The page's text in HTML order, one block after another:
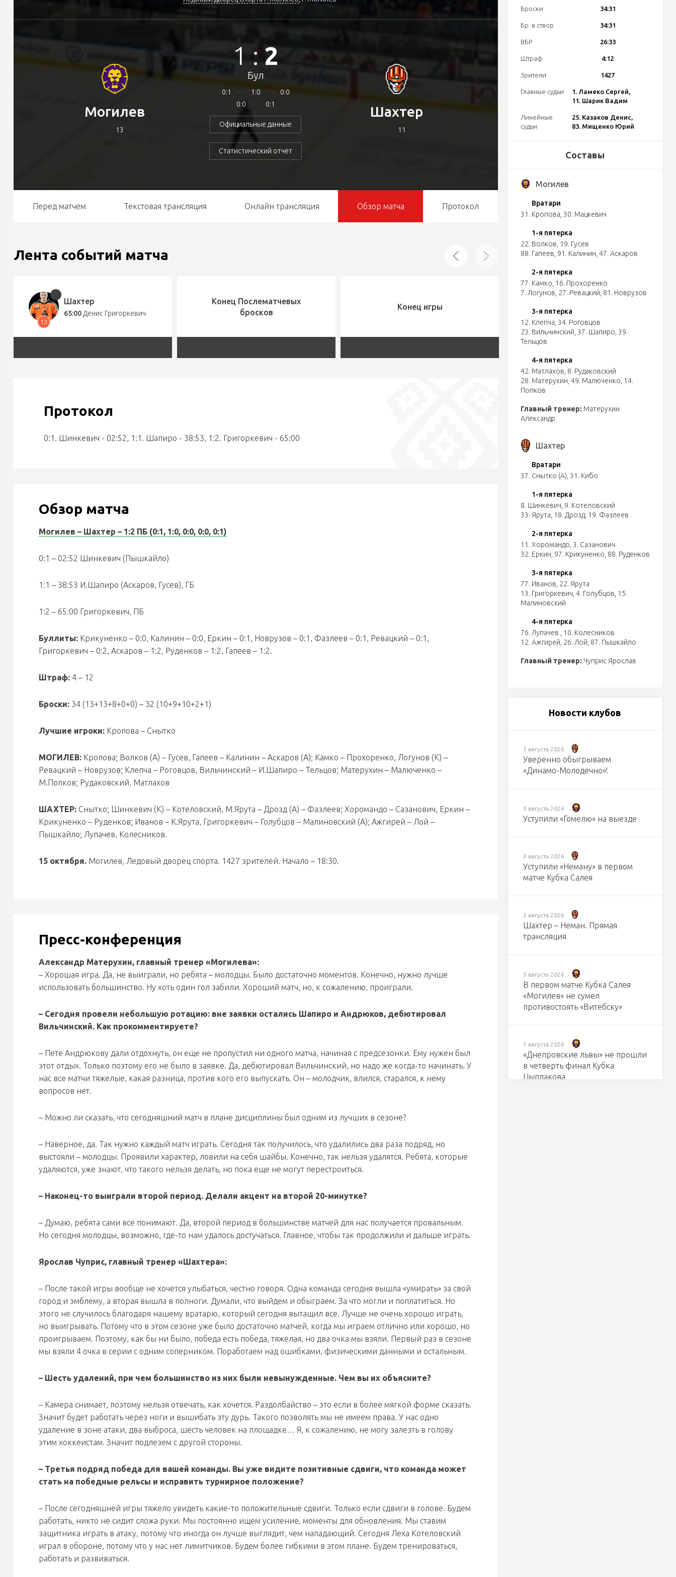
Могилев
13
1 : 2
Бул
0:1 1:0
0:0
0:0
0:1
Официальные данные
Статистический отчет
Шахтер
11
Перед матчем Текстовая трансляция Онлайн трансляция Обзор матча Протокол
Лента событий матча
13
Шахтер
65:00 Денис Григоркевич
Конец Послематчевых
бросков
Конец игры
Протокол
0:1. Шинкевич - 02:52, 1:1. Шапиро - 38:53, 1:2. Григоркевич - 65:00
Обзор матча
Могилев – Шахтер – 1:2 ПБ (0:1, 1:0, 0:0, 0:0, 0:1)
0:1 – 02:52 Шинкевич (Пышкайло)
1:1 – 38:53 И.Шапиро (Аскаров, Гусев), ГБ
1:2 – 65:00 Григоркевич, ПБ
Буллиты: Крикуненко – 0:0, Калинин – 0:0, Еркин – 0:1, Новрузов – 0:1, Фазлеев – 0:1, Ревацкий – 0:1,
Григоркевич – 0:2, Аскаров – 1:2, Руденков – 1:2, Гапеев – 1:2.
Штраф: 4 – 12
Броски: 34 (13+13+8+0+0) – 32 (10+9+10+2+1)
Лучшие игроки: Кропова – Снытко
МОГИЛЕВ: Кропова; Волков (А) – Гусев, Гапеев – Калинин – Аскаров (А); Камко – Прохоренко, Логунов (К) –
Ревацкий – Новрузов; Клепча – Роговцов, Вильчинский – И.Шапиро – Тельцов; Матерухин – Малюченко –
М.Попков; Рудаковский, Матлахов
ШАХТЕР: Снытко; Шинкевич (К) – Котеловский, М.Ярута – Дрозд (А) – Фазлеев; Хоромандо – Сазанович, Еркин –
Крикуненко – Руденков; Иванов – К.Ярута, Григоркевич – Голубцов – Малиновский (А); Ажгирей – Лой –
Пышкайло; Лупачев, Колесников.
15 октября. Могилев, Ледовый дворец спорта. 1427 зрителей. Начало – 18:30.
Пресс-конференция
Александр Матерухин, главный тренер «Могилева»:
– Хорошая игра. Да, не выиграли, но ребята – молодцы. Было достаточно моментов. Конечно, нужно лучше
использовать большинство. Ну хоть один гол забили. Хороший матч, но, к сожалению, проиграли.
– Сегодня провели небольшую ротацию: вне заявки остались Шапиро и Андрюков, дебютировал
Вильчинский. Как прокомментируете?
– Пете Андрюкову дали отдохнуть, он еще не пропустил ни одного матча, начиная с предсезонки. Ему нужен был
этот отдых. Только поэтому его не было в заявке. Да, дебютировал Вильчинский, но надо же когда-то начинать. У
нас все матчи тяжелые, какая разница, против кого его выпускать. Он – молодчик, влился, старался, к нему
вопросов нет.
– Можно ли сказать, что сегодняшний матч в плане дисциплины был одним из лучших в сезоне?
– Наверное, да. Так нужно каждый матч играть. Сегодня так получилось, что удалились два раза подряд, но
выстояли – молодцы. Проявили характер, ловили на себя шайбы. Конечно, так нельзя удалятся. Ребята, которые
удаляются, уже знают, что такого нельзя делать, но пока еще не могут перестроиться.
– Наконец-то выиграли второй период. Делали акцент на второй 20-минутке?
– Думаю, ребята сами все понимают. Да, второй период в большинстве матчей для нас получается провальным.
Но сегодня молодцы, возможно, где-то нам удалось достучаться. Главное, чтобы так продолжили и дальше играть.
Ярослав Чуприс, главный тренер «Шахтера»:
– После такой игры вообще не хочется улыбаться, честно говоря. Одна команда сегодня вышла «умирать» за свой
город и эмблему, а вторая вышла в полноги. Думали, что выйдем и обыграем. За что могли и поплатиться. Но
этого не случилось благодаря нашему вратарю, который сегодня вытащил все. Лучше не очень хорошо играть,
но выигрывать. Потому что в этом сезоне уже было достаточно матчей, когда мы играем отлично или хорошо, но
проигрываем. Поэтому, как бы ни было, победа есть победа, тяжелая, но два очка мы взяли. Первый раз в сезоне
мы взяли 4 очка в серии с одним соперником. Поработаем над ошибками, физическими данными и остальным.
– Шесть удалений, при чем большинство из них были невынужденные. Чем вы их объясните?
– Камера снимает, поэтому нельзя отвечать, как хочется. Раздолбайство – это если в более мягкой форме сказать.
Значит будет работать через ноги и вышибать эту дурь. Такого позволять мы не имеем права. У нас одно
удаление в зоне атаки, два выброса, шесть человек на площадке… Я, к сожалению, не могу залезть в голову
этим хоккеистам. Значит подлезем с другой стороны.
– Третья подряд победа для вашей команды. Вы уже видите позитивные сдвиги, что команда может
стать на победные рельсы и исправить турнирное положение?
– После сегодняшней игры тяжело увидеть какие-то положительные сдвиги. Только если сдвиги в голове. Будем
работать, никто не сидит сложа руки. Мы постоянно ищем усиление, моменты для обновления. Мы ставим
защитника играть в атаку, потому что иногда он лучше выглядит, чем нападающий. Сегодня Леха Котеловский
играл в обороне, потому что у нас нет лимитчиков. Будем более гибкими в этом плане. Будем тренироваться,
работать и развиваться.
Броски 34:31
Бр. в створ 34:31
ВБР 26:33
Штраф 4:12
Зрители 1427
Главные судьи
1. Ламеко Сергей,
11. Шарик Вадим
Линейные
судьи
25. Казаков Денис,
83. Мищенко Юрий
Составы
Могилев
Вратари
31. Кропова 30. Мацкевич
1-я пятерка
22. Волков 19. Гусев
88. Гапеев 91. Калинин 47. Аскаров
2-я пятерка
77. Камко 16. Прохоренко
7. Логунов 27. Ревацкий 81. Новрузов
3-я пятерка
12. Клепча 34. Роговцов
23. Вильчинский 37. Шапиро 39.
Тельцов
4-я пятерка
42. Матлахов 8. Рудаковский
28. Матерухин 49. Малюченко 14.
Попков
Главный тренер: Матерухин
Александр
Шахтер
Вратари
37. Снытко (А) 31. Кибо
1-я пятерка
8. Шинкевич 9. Котеловский
33. Ярута 18. Дрозд, 19. Фазлеев
2-я пятерка
11. Хоромандо 3. Сазанович
32. Еркин 97. Крикуненко 88. Руденков
3-я пятерка
77. Иванов 22. Ярута
13. Григоркевич 4. Голубцов 15.
Малиновский
4-я пятерка
76. Лупачев
10. Колесников
12. Ажгирей 26. Лой 87. Пышкайло
Главный тренер: Чуприс Ярослав
Новости клубов
5 августа 2026
Уверенно обыгрываем
«Динамо-Молодечно»!
5 августа 2026
Уступили «Гомелю» на выезде
3 августа 2026
Уступили «Неману» в первом
матче Кубка Салея
3 августа 2026
Шахтер – Неман. Прямая
трансляция
3 августа 2026
В первом матче Кубка Салея
«Могилев» не сумел
противостоять «Витебску»
1 августа 2026
«Днепровские львы» не прошли
в четверть финал Кубка
Цыплакова